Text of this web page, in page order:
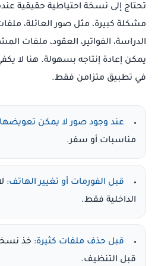
تحتاج إلى نسخة احتياطية حقيقية
مشكلة كبيرة، مثل صور العائلة،
الدراسة، الفواتير، العقود، ملفات
يمكن إعادة إنتاجه بسهولة. هنا لا
في تطبيق متزامن فقط.
عند وجود صور لا يمكن
مناسبات أو سفر.
قبل الفورمات أو تغيير الهاتف:
الداخلية فقط.
قبل حذف ملفات كثيرة: خذ
قبل التنظيف.